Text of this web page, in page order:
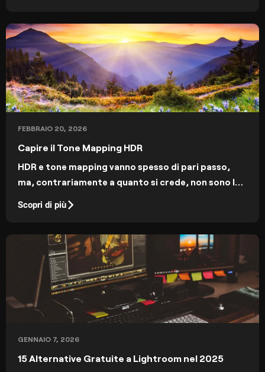
FEBBRAIO 20, 2026
Capire il Tone Mapping HDR
HDR e tone mapping vanno spesso di pari passo,
ma, contrariamente a quanto si crede, non sono la
differenze e spiegheremo cos’è davvero il tone
Scopri di più
GENNAIO 7, 2026
15 Alternative Gratuite a Lightroom nel 2025